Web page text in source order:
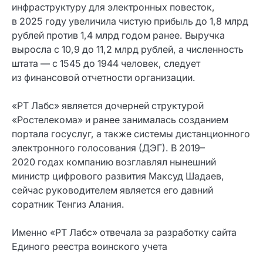
инфраструктуру для электронных повесток,
в 2025 году увеличила чистую прибыль до 1,8 млрд
рублей против 1,4 млрд годом ранее. Выручка
выросла с 10,9 до 11,2 млрд рублей, а численность
штата — с 1545 до 1944 человек, следует
из финансовой отчетности организации.
«РТ Лабс» является дочерней структурой
«Ростелекома» и ранее занималась созданием
портала госуслуг, а также системы дистанционного
электронного голосования (ДЭГ). В 2019–
2020 годах компанию возглавлял нынешний
министр цифрового развития Максуд Шадаев,
сейчас руководителем является его давний
соратник Тенгиз Алания.
Именно «РТ Лабс» отвечала за разработку сайта
Единого реестра воинского учета